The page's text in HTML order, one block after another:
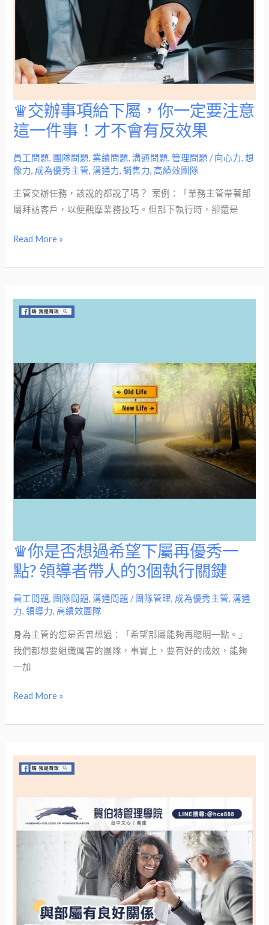
♛交辦事項給下屬，你一定要注意
這一件事！才不會有反效果
員工問題, 團隊問題, 業績問題,溝通問題,管理問題 /向心力,想
像力, 成為優秀主管,溝通力,銷售力,高績效團隊
主管交辦任務，該說的都說了嗎？​ ​ 案例：「業務主管帶著部
屬拜訪客戶，以便觀摩業務技巧。但部下執行時，卻還是
♛
交
辦
事
項
給
下
你
定
意
件
事！
才
不
會
有
效
果
Read More »
♛你是否想過希望下屬再優秀一
點? 領導者帶人的3個執行關鍵
員工問題, 團隊問題,溝通問題 / 團隊管理, 成為優秀主管,溝通
力,領導力,高績效團隊
身為主管的您是否曾想過：「希望部屬能夠再聰明一點。」
我們都想要組織厲害的團隊，事實上，要有好的成效，能夠
一加
♛
你
是
否
想
過
希
屬
優
點?
Read More »